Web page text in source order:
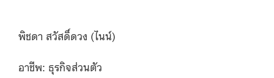
พิชดา สวัสดิ์ดวง (ไนน์)
อาชีพ: ธุรกิจส่วนตัว